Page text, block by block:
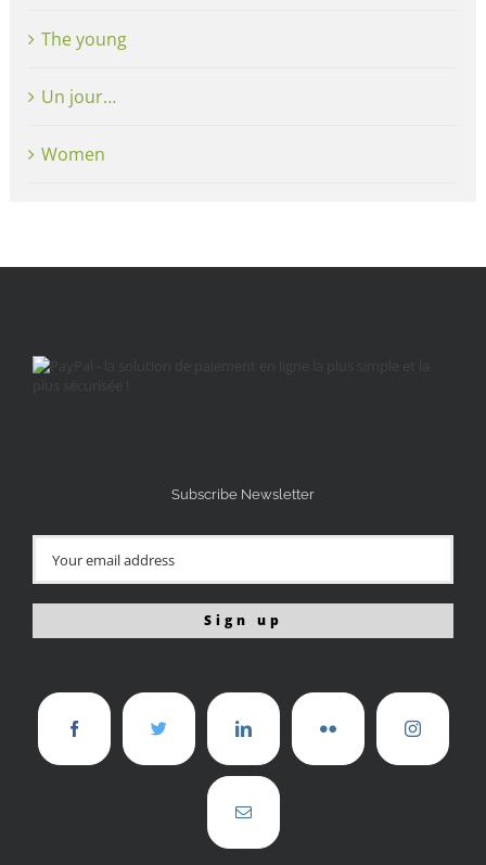
The young
Un jour…
Women
Subscribe Newsletter